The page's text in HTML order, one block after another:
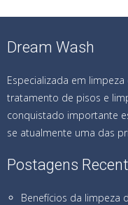
Dream Wash
Especializada em
tratamento de pisos e
conquistado importante
se atualmente uma das
Postagens
Benefícios da limpeza